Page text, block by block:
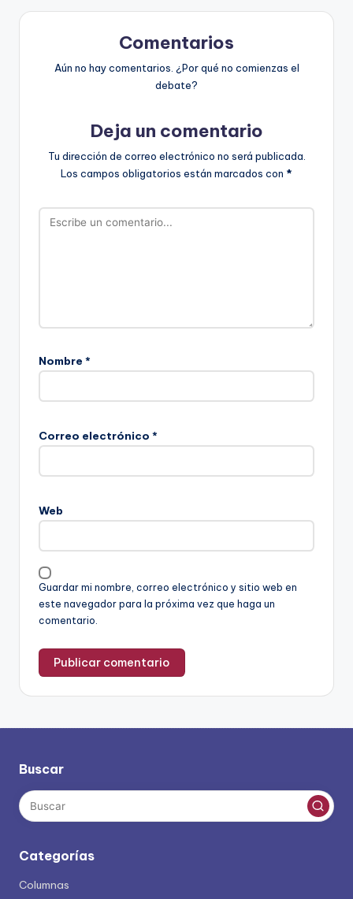
Comentarios
Aún no hay comentarios. ¿Por qué no comienzas el
debate?
Deja un comentario
Tu dirección de correo electrónico no será publicada.
Los campos obligatorios están marcados con *
Nombre *
Correo electrónico *
Web
Guardar mi nombre, correo electrónico y sitio web en
este navegador para la próxima vez que haga un
comentario.
Buscar
Categorías
Columnas